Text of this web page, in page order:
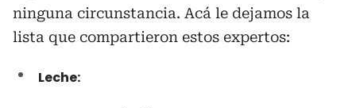
ninguna circunstancia. Acá le dejamos la
lista que compartieron estos expertos:
Leche: